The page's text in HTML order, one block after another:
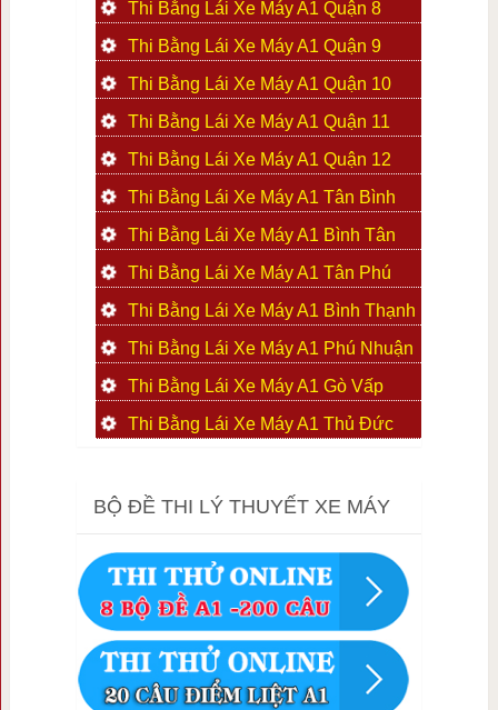
Thi Bằng Lái Xe Máy A1 Quận 8
Thi Bằng Lái Xe Máy A1 Quận 9
Thi Bằng Lái Xe Máy A1 Quận 10
Thi Bằng Lái Xe Máy A1 Quận 11
Thi Bằng Lái Xe Máy A1 Quận 12
Thi Bằng Lái Xe Máy A1 Tân Bình
Thi Bằng Lái Xe Máy A1 Bình Tân
Thi Bằng Lái Xe Máy A1 Tân Phú
Thi Bằng Lái Xe Máy A1 Bình Thạnh
Thi Bằng Lái Xe Máy A1 Phú Nhuận
Thi Bằng Lái Xe Máy A1 Gò Vấp
Thi Bằng Lái Xe Máy A1 Thủ Đức
BỘ ĐỀ THI LÝ THUYẾT XE MÁY